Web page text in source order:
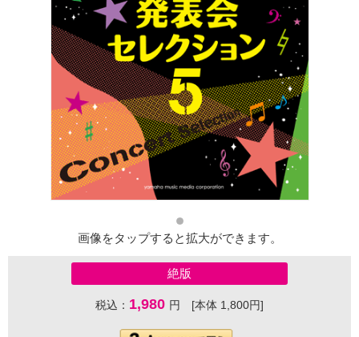
画像をタップすると拡大ができます。
絶版
税込： 1,980 円 [本体 1,800円]